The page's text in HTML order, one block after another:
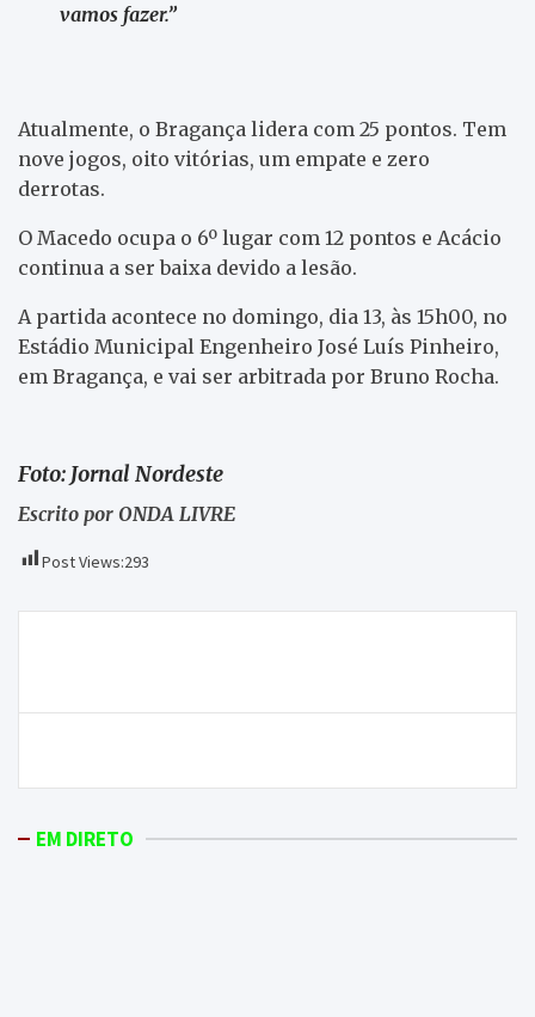
vamos fazer.”
Atualmente, o Bragança lidera com 25 pontos. Tem
nove jogos, oito vitórias, um empate e zero
derrotas.
O Macedo ocupa o 6º lugar com 12 pontos e Acácio
continua a ser baixa devido a lesão.
A partida acontece no domingo, dia 13, às 15h00, no
Estádio Municipal Engenheiro José Luís Pinheiro,
em Bragança, e vai ser arbitrada por Bruno Rocha.
Foto: Jornal Nordeste
Escrito por ONDA LIVRE
Post Views:293
artigos
EM DIRETO